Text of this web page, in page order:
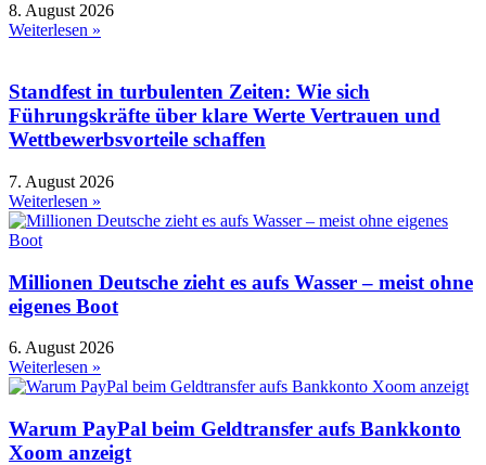
8. August 2026
Weiterlesen »
Standfest in turbulenten Zeiten: Wie sich
Führungskräfte über klare Werte Vertrauen und
Wettbewerbsvorteile schaffen
7. August 2026
Weiterlesen »
Millionen Deutsche zieht es aufs Wasser – meist ohne
eigenes Boot
6. August 2026
Weiterlesen »
Warum PayPal beim Geldtransfer aufs Bankkonto
Xoom anzeigt